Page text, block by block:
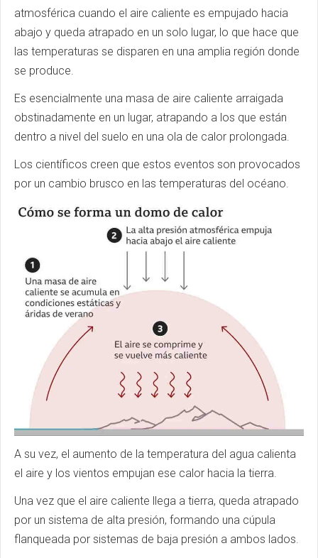
atmosférica cuando el aire caliente es empujado hacia
abajo y queda atrapado en un solo lugar, lo que hace que
las temperaturas se disparen en una amplia región donde
se produce.
Es esencialmente una masa de aire caliente arraigada
obstinadamente en un lugar, atrapando a los que están
dentro a nivel del suelo en una ola de calor prolongada.
Los científicos creen que estos eventos son provocados
por un cambio brusco en las temperaturas del océano.
A su vez, el aumento de la temperatura del agua calienta
el aire y los vientos empujan ese calor hacia la tierra.
Una vez que el aire caliente llega a tierra, queda atrapado
por un sistema de alta presión, formando una cúpula
flanqueada por sistemas de baja presión a ambos lados.